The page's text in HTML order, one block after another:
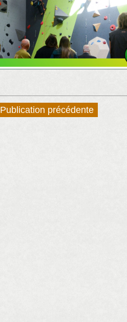
Publication précédente